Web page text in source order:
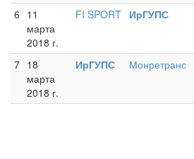
6 11
марта
2018 г.
FI SPORT ИрГУПС
7 18
марта
2018 г.
ИрГУПС Монретранс